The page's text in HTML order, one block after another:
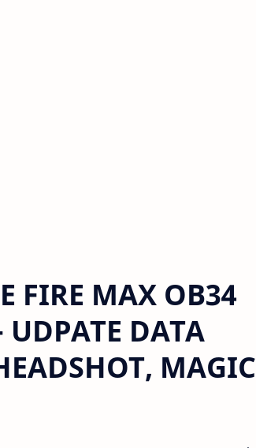
FIRE MAX OB34
DATA
MAGIC